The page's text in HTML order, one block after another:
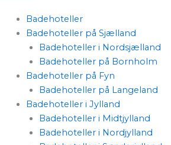
Badehoteller
Badehoteller på Sjælland
Badehoteller i Nordsjælland
Badehoteller på Bornholm
Badehoteller på Fyn
Badehoteller på Langeland
Badehoteller i Jylland
Badehoteller i Midtjylland
Badehoteller i Nordjylland